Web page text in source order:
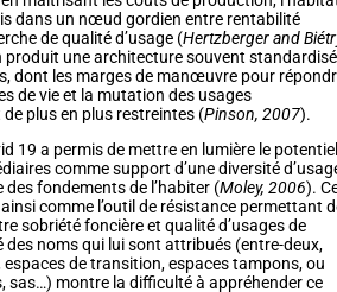
dans un nœud gordien entre rentabilité
de qualité d’usage (Hertzberger and
produit une architecture souvent
dont les marges de manœuvre pour
de vie et la mutation des usages
plus en plus restreintes (Pinson, 2007).
19 a permis de mettre en lumière le potentiel
comme support d’une diversité
fondements de l’habiter (Moley, 2006).
comme l’outil de résistance permettant
sobriété foncière et qualité d’usages de
des noms qui lui sont attribués (entre-deux,
de transition, espaces tampons, ou
sas…) montre la difficulté à appréhender ce